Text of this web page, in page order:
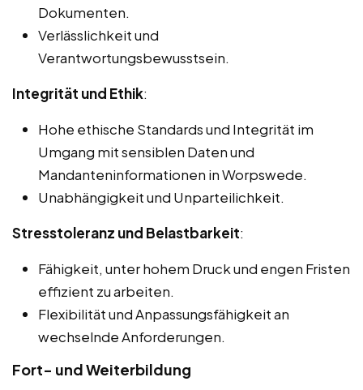
Dokumenten.
Verlässlichkeit und
Verantwortungsbewusstsein.
Integrität und Ethik:
Hohe ethische Standards und Integrität im
Umgang mit sensiblen Daten und
Mandanteninformationen in Worpswede.
Unabhängigkeit und Unparteilichkeit.
Stresstoleranz und Belastbarkeit:
Fähigkeit, unter hohem Druck und engen Fristen
effizient zu arbeiten.
Flexibilität und Anpassungsfähigkeit an
wechselnde Anforderungen.
Fort- und Weiterbildung